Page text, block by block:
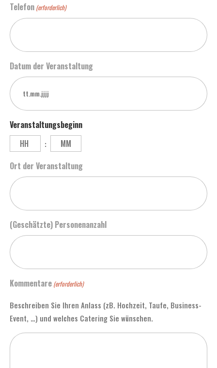
Telefon (erforderlich)
Datum der Veranstaltung
Veranstaltungsbeginn
:
Ort der Veranstaltung
(Geschätzte) Personenanzahl
Kommentare (erforderlich)
Beschreiben Sie Ihren Anlass (zB. Hochzeit, Taufe, Business-
Event, …) und welches Catering Sie wünschen.